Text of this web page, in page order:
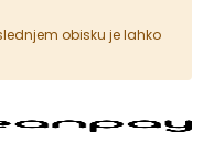
obisku je lahko